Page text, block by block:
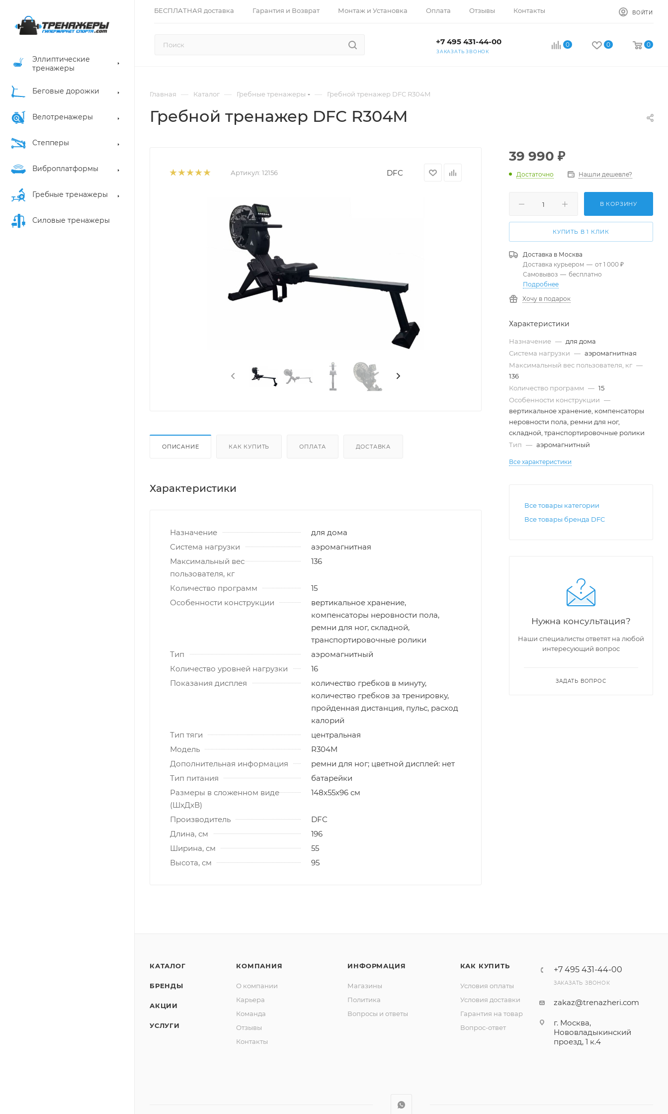
БЕСПЛАТНАЯ доставка Гарантия и Возврат Монтаж и Установка Оплата Отзывы Контакты ВОЙТИ
+7 495 431-44-00
ЗАКАЗАТЬ ЗВОНОК
0 0 0
Эллиптические
тренажеры
Беговые дорожки
Велотренажеры
Степперы
Виброплатформы
Гребные тренажеры
Силовые тренажеры
Главная — Каталог — Гребные тренажеры — Гребной тренажер DFC R304M
Гребной тренажер DFC R304M
Артикул: 12156 DFC
ОПИСАНИЕ КАК КУПИТЬ ОПЛАТА ДОСТАВКА
Характеристики
Назначение
для дома
Система нагрузки
аэромагнитная
Максимальный вес
пользователя, кг
136
Количество программ
15
Особенности конструкции
вертикальное хранение,
компенсаторы неровности пола,
ремни для ног, складной,
транспортировочные ролики
Тип
аэромагнитный
Количество уровней нагрузки
16
Показания дисплея
количество гребков в минуту,
количество гребков за тренировку,
пройденная дистанция, пульс, расход
калорий
Тип тяги
центральная
Модель
R304M
Дополнительная информация
ремни для ног; цветной дисплей: нет
Тип питания
батарейки
Размеры в сложенном виде
(ШxДxВ)
148х55х96 см
Производитель
DFC
Длина, см
196
Ширина, см
55
Высота, см
95
39 990 ₽
Достаточно Нашли дешевле?
В КОРЗИНУ
КУПИТЬ В 1 КЛИК
Доставка в Москва
Доставка курьером — от 1 000 ₽
Самовывоз — бесплатно
Подробнее
Хочу в подарок
Характеристики
Назначение — для дома
Система нагрузки — аэромагнитная
Максимальный вес пользователя, кг —
136
Количество программ — 15
Особенности конструкции —
вертикальное хранение, компенсаторы
неровности пола, ремни для ног,
складной, транспортировочные ролики
Тип — аэромагнитный
Все характеристики
Все товары категории
Все товары бренда DFC
Нужна консультация?
Наши специалисты ответят на любой
интересующий вопрос
ЗАДАТЬ ВОПРОС
КАТАЛОГ
БРЕНДЫ
АКЦИИ
УСЛУГИ
КОМПАНИЯ
О компании
Карьера
Команда
Отзывы
Контакты
ИНФОРМАЦИЯ
Магазины
Политика
Вопросы и ответы
КАК КУПИТЬ
Условия оплаты
Условия доставки
Гарантия на товар
Вопрос-ответ
+7 495 431-44-00
ЗАКАЗАТЬ ЗВОНОК
zakaz@trenazheri.com
г. Москва,
Нововладыкинский
проезд, 1 к.4